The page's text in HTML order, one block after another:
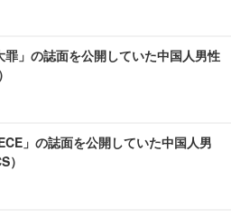
」の誌面を公開していた中国人男性
」の誌面を公開していた中国人男
）